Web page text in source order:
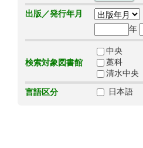
出版／発行年月
年
検索対象図書館
中央
藁科
清水中央
言語区分
日本語